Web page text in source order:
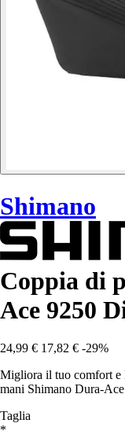
Shimano
Coppia di
Ace 9250
24,99 € 17,82 € -29%
Migliora il tuo comfort e
mani Shimano Dura-
Taglia
*